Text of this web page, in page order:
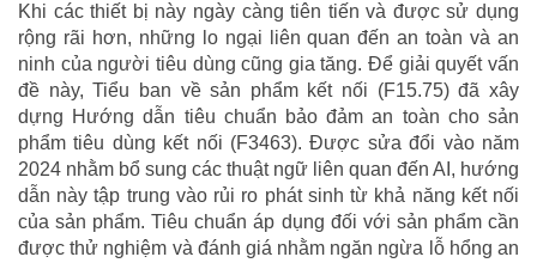
Khi các thiết bị này ngày càng tiên tiến và được sử dụng
rộng rãi hơn, những lo ngại liên quan đến an toàn và an
ninh của người tiêu dùng cũng gia tăng. Để giải quyết vấn
đề này, Tiểu ban về sản phẩm kết nối (F15.75) đã xây
dựng Hướng dẫn tiêu chuẩn bảo đảm an toàn cho sản
phẩm tiêu dùng kết nối (F3463). Được sửa đổi vào năm
2024 nhằm bổ sung các thuật ngữ liên quan đến AI, hướng
dẫn này tập trung vào rủi ro phát sinh từ khả năng kết nối
của sản phẩm. Tiêu chuẩn áp dụng đối với sản phẩm cần
được thử nghiệm và đánh giá nhằm ngăn ngừa lỗ hổng an